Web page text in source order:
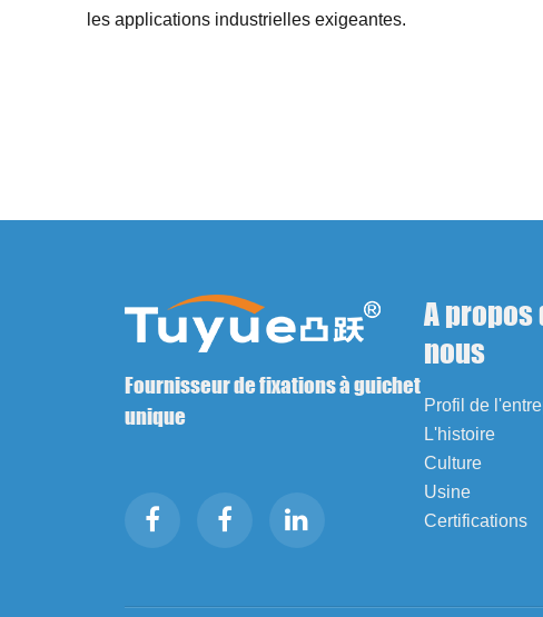
les applications industrielles exigeantes.
Fournisseur de fixations à guichet
unique
A propos
nous
Profil de
L'histoire
Culture
Usine
Certifications